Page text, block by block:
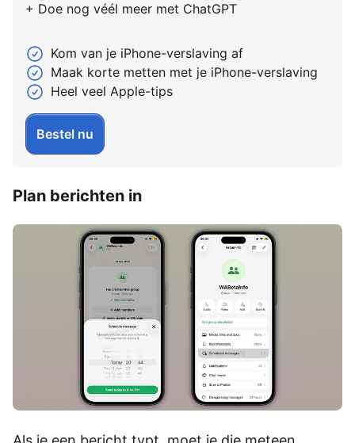
+ Doe nog véél meer met ChatGPT
Kom van je iPhone-verslaving af
Maak korte metten met je iPhone-verslaving
Heel veel Apple-tips
Bestel nu
Plan berichten in